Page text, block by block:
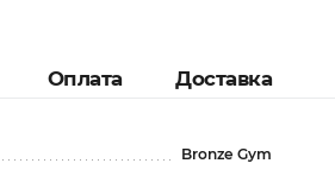
Оплата Доставка
Bronze Gym